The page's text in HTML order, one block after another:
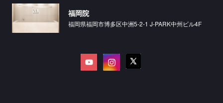
福岡院
福岡県福岡市博多区中洲5-2-1 J-PARK中州ビル4F